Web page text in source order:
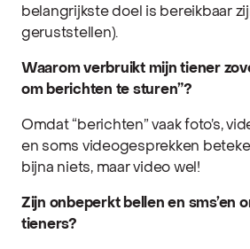
belangrijkste doel is bereikbaar
geruststellen).
Waarom verbruikt mijn tiener
om berichten te sturen”?
Omdat “berichten” vaak foto’s,
en soms videogesprekken
bijna niets, maar video wel!
Zijn onbeperkt bellen en sms’en
tieners?